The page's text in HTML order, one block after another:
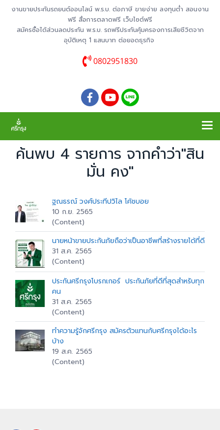
งานขายประกันรถยนต์ออนไลน์ พ.ร.บ. ต่อภาษี ขายง่าย ลงทุนต่ำ สอนงาน
ฟรี สื่อการตลาดฟรี เว็บไซต์ฟรี
สมัครซื้อได้ส่วนลดประกัน พ.ร.บ. รถฟรีประกันคุ้มครองการเสียชีวิตจาก
อุบัติเหตุ 1 แสนบาท ต่อยอดธุรกิจ
0802951830
ค้นพบ 4 รายการ จากคำว่า"สิน
มั่น คง"
ฐณธรณ์ วงศ์ประทีปวิไล โค้ชบอย
10 ก.ย. 2565
(Content)
นายหน้าขายประกันภัยถือว่าเป็นอาชีพที่สร้างรายได้ที่ดี
31 ส.ค. 2565
(Content)
ประกันศรีกรุงโบรกเกอร์ ประกันภัยที่ดีที่สุดสำหรับทุก
คน
31 ส.ค. 2565
(Content)
ทำความรู้จักศรีกรุง สมัครตัวแทนกับศรีกรุงได้อะไร
บ้าง
19 ส.ค. 2565
(Content)